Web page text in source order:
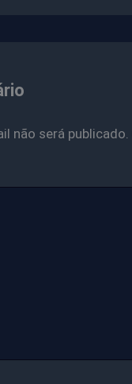
não será publicado.